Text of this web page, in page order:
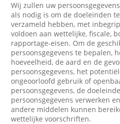
Wij zullen uw
als nodig is om de doeleinden
verzameld hebben, met
voldoen aan wettelijke, fiscale,
rapportage-eisen. Om de
persoonsgegevens te bepalen,
hoeveelheid, de aard en de
persoonsgegevens, het
ongeoorloofd gebruik of
persoonsgegevens, de
persoonsgegevens verwerken
andere middelen kunnen
wettelijke voorschriften.